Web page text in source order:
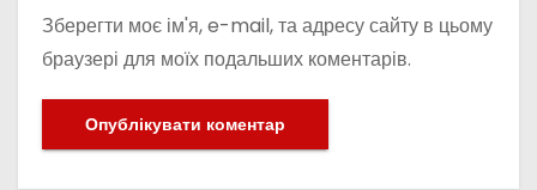
Зберегти моє ім'я, e-mail, та адресу сайту в цьому
браузері для моїх подальших коментарів.